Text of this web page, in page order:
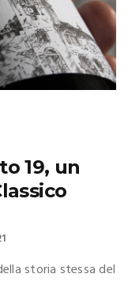
19, un
storia stessa del